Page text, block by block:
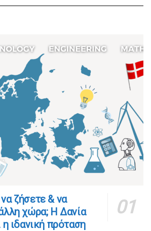
ζήσετε & να
χώρα; Η Δανία
η ιδανική πρόταση